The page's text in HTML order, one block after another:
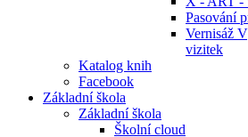
Pasování
Vernisáž
vizitek
Katalog knih
Facebook
Základní škola
Základní škola
Školní cloud